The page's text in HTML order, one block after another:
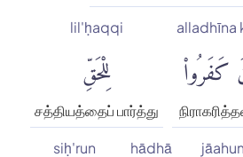
alladhīna
كَفَرُوا۟
lil'ḥaqqi
لِلْحَقِّ
சத்தியத்தைப் பார்த்து
hādhā
siḥ'run